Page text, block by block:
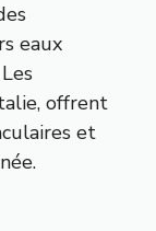
eaux
offrent
et